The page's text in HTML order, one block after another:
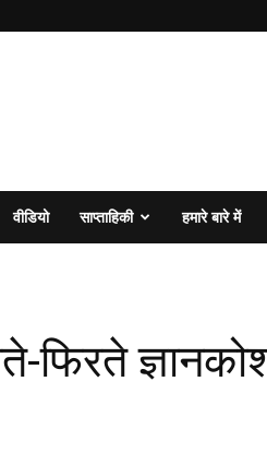
वीडियो साप्ताहिकी हमारे बारे में
फिरते